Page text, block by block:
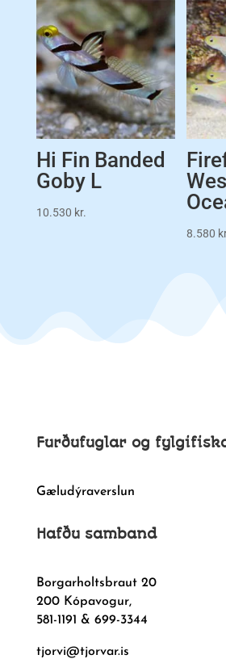
Hi Fin Banded
Goby L
10.530 kr.
8.580
Furðufuglar og
Gæludýraverslun
Hafðu samband
Borgarholtsbraut 20
200 Kópavogur,
581-1191 & 699-3344
tjorvi@tjorvar.is